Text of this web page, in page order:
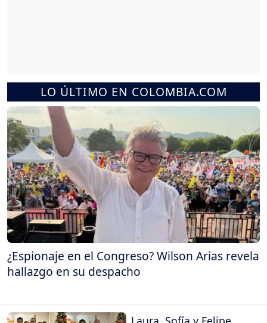
LO ÚLTIMO EN COLOMBIA.COM
¿Espionaje en el Congreso? Wilson Arias revela
hallazgo en su despacho